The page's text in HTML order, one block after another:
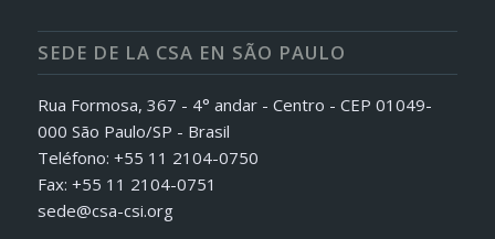
SEDE DE LA CSA EN SÃO PAULO
Rua Formosa, 367 - 4° andar - Centro - CEP 01049-
000 São Paulo/SP - Brasil
Teléfono: +55 11 2104-0750
Fax: +55 11 2104-0751
sede@csa-csi.org